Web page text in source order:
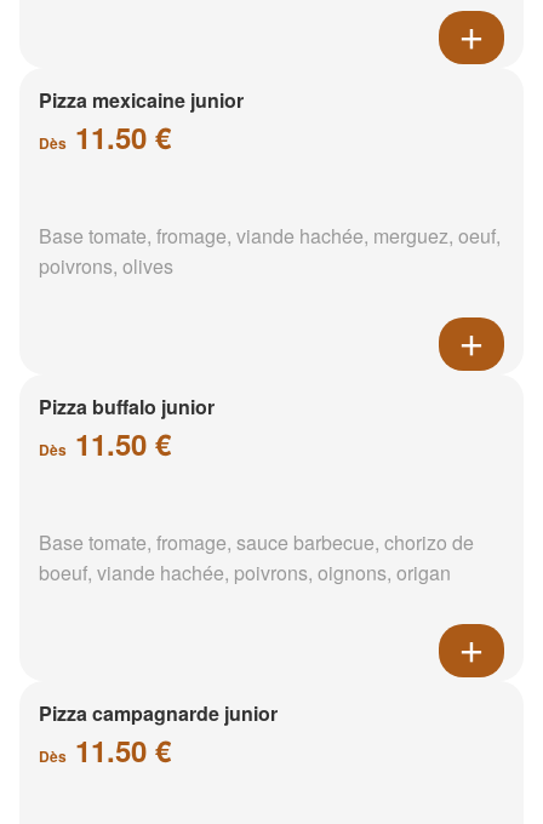
Pizza mexicaine junior
Dès 11.50 €
Base tomate, fromage, viande hachée, merguez, oeuf,
poivrons, olives
Pizza buffalo junior
Dès 11.50 €
Base tomate, fromage, sauce barbecue, chorizo de
boeuf, viande hachée, poivrons, oignons, origan
Pizza campagnarde junior
Dès 11.50 €